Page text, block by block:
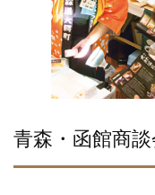
青森・函館商談